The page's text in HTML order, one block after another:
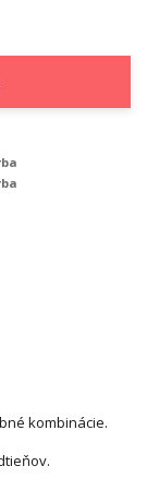
kombinácie.